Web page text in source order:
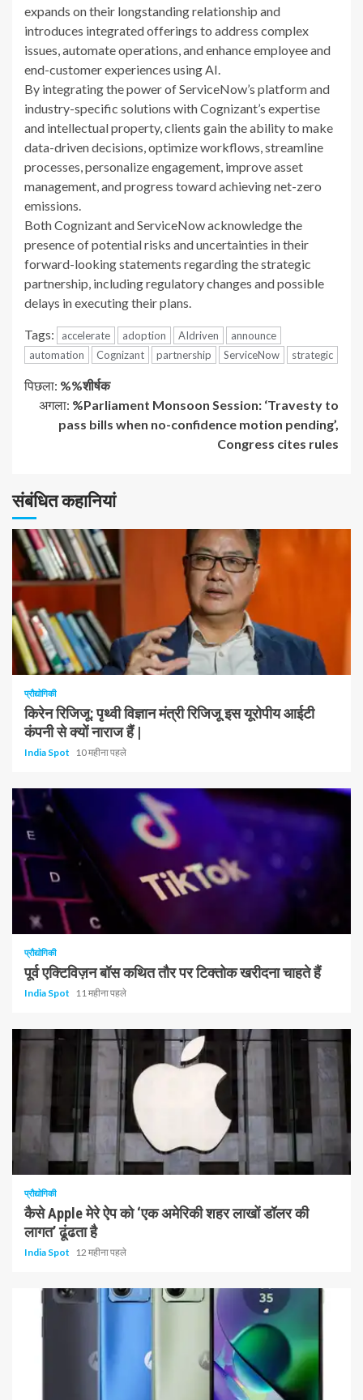
expands on their longstanding relationship and
introduces integrated offerings to address complex
issues, automate operations, and enhance employee and
end-customer experiences using AI.
By integrating the power of ServiceNow’s platform and
industry-specific solutions with Cognizant’s expertise
and intellectual property, clients gain the ability to make
data-driven decisions, optimize workflows, streamline
processes, personalize engagement, improve asset
management, and progress toward achieving net-zero
emissions.
Both Cognizant and ServiceNow acknowledge the
presence of potential risks and uncertainties in their
forward-looking statements regarding the strategic
partnership, including regulatory changes and possible
delays in executing their plans.
Tags: accelerate adoption AIdriven
announce
automation
Cognizant partnership ServiceNow strategic
जारी
रहे
हैं
पिछला: %%शीर्षक
अगला: %Parliament Monsoon Session: ‘Travesty to
pass bills when no-confidence motion pending’,
Congress cites rules
संबंधित कहानियां
1 न्यूनतम पढ़ा
प्रौद्योगिकी
किरेन रिजिजू: पृथ्वी विज्ञान मंत्री रिजिजू इस यूरोपीय आईटी
कंपनी से क्यों नाराज हैं |
India Spot 10 महीना पहले
प्रौद्योगिकी
पूर्व एक्टिविज़न बॉस कथित तौर पर टिक्तोक खरीदना चाहते हैं
India Spot 11 महीना पहले
1 न्यूनतम पढ़ा
प्रौद्योगिकी
कैसे Apple मेरे ऐप को ‘एक अमेरिकी शहर लाखों डॉलर की
लागत’ ढूंढता है
India Spot 12 महीना पहले